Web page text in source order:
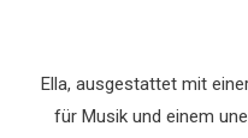
Ella, ausgestattet mit
für Musik und einem